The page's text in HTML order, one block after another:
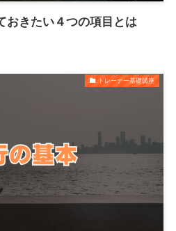
おきたい４つの項目とは
トレーナー基礎講座